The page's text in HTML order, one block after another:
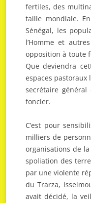
fertiles, des
taille mondiale.
Sénégal, les
l’Homme et
opposition à toute
Que deviendra
espaces pastoraux
secrétaire
foncier.
C’est pour
milliers de
organisations de la
spoliation des
par une violente
du Trarza,
avait décidé, la